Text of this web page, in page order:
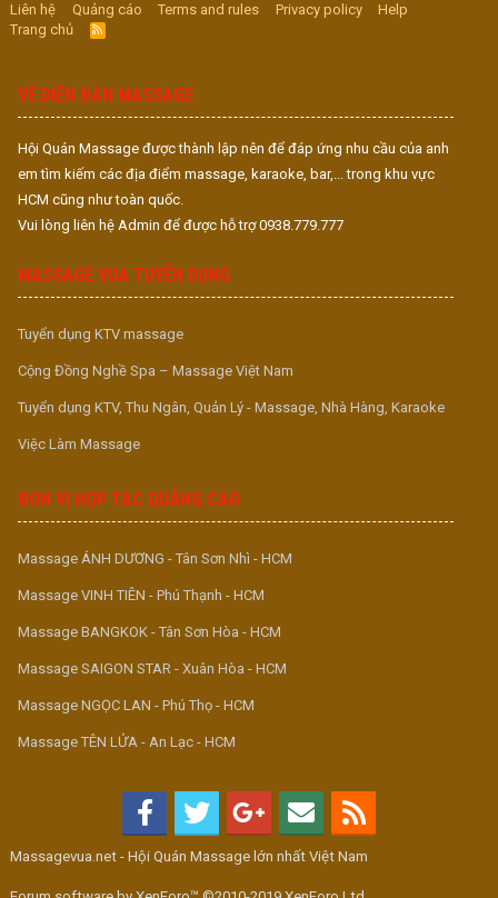
Liên hệ
Quảng cáo Terms and rules Privacy policy
Help
Trang chủ
R
S
VỀ DIỄN ĐÀN MASSAGE
Hội Quán Massage được thành lập nên để đáp ứng nhu cầu của anh
em tìm kiếm các địa điểm massage, karaoke, bar,... trong khu vực
HCM cũng như toàn quốc.
Vui lòng liên hệ Admin để được hỗ trợ 0938.779.777
MASSAGE VUA TUYỂN DỤNG
Tuyển dụng KTV massage
Cộng Đồng Nghề Spa – Massage Việt Nam
Tuyển dụng KTV, Thu Ngân, Quản Lý - Massage, Nhà Hàng, Karaoke
Việc Làm Massage
ĐƠN VỊ HỢP TÁC QUẢNG CÁO
Massage ÁNH DƯƠNG - Tân Sơn Nhì - HCM
Massage VINH TIÊN - Phú Thạnh - HCM
Massage BANGKOK - Tân Sơn Hòa - HCM
Massage SAIGON STAR - Xuân Hòa - HCM
Massage NGỌC LAN - Phú Thọ - HCM
Massage TÊN LỬA - An Lạc - HCM
Massagevua.net - Hội Quán Massage lớn nhất Việt Nam